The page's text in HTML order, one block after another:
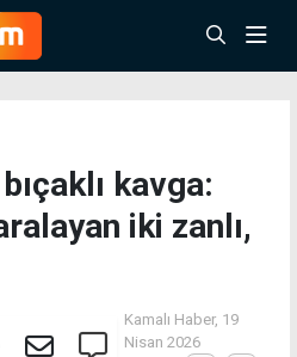
kavga:
iki zanlı,
Kamalı Haber, 19
Nisan 2026